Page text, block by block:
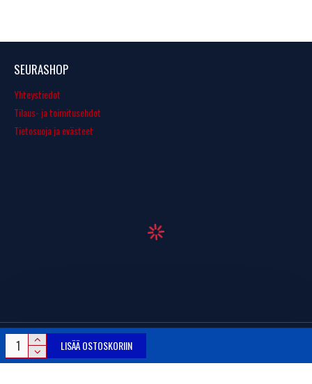
LISÄÄ OSTOSKORIIN
SEURASHOP
Yhteystiedot
Tilaus- ja toimitusehdot
Tietosuoja ja evästeet
© Copyright 2016